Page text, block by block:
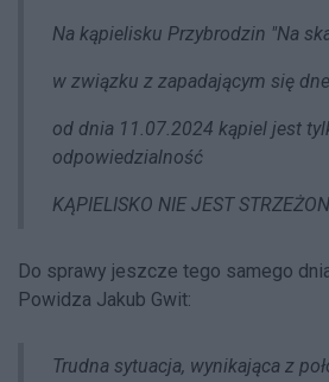
Na kąpielisku Przybrodzin "Na
w związku z zapadającym się
od dnia 11.07.2024 kąpiel jest
odpowiedzialność
KĄPIELISKO NIE JEST
Do sprawy jeszcze tego samego
Powidza Jakub Gwit:
Trudna sytuacja, wynikająca z